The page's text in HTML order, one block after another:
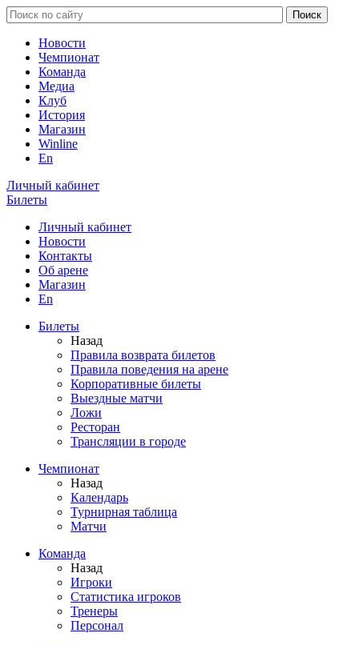
Новости
Чемпионат
Команда
Медиа
Клуб
История
Магазин
Winline
En
Личный кабинет
Билеты
Личный кабинет
Новости
Контакты
Об арене
Магазин
En
Билеты
Назад
Правила возврата билетов
Правила поведения на арене
Корпоративные билеты
Выездные матчи
Ложи
Ресторан
Трансляции в городе
Чемпионат
Назад
Календарь
Турнирная таблица
Матчи
Команда
Назад
Игроки
Статистика игроков
Тренеры
Персонал